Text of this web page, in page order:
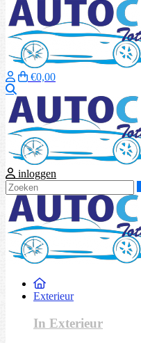
€0,00
inloggen
Exterieur
In Exterieur